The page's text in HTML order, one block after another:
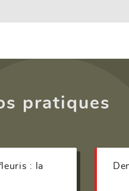
pratiques
: la